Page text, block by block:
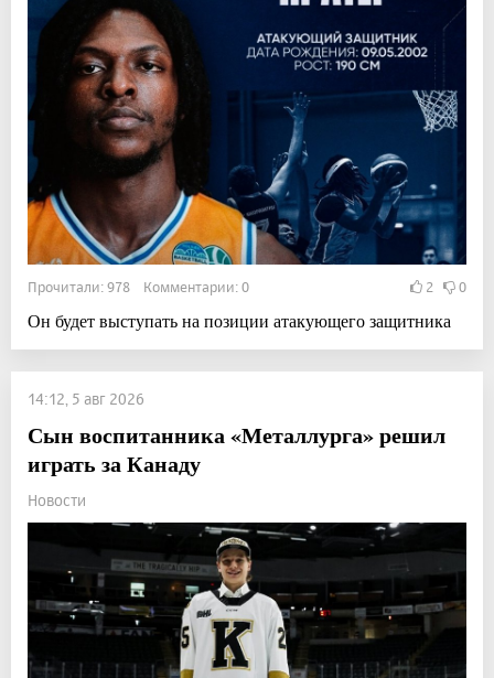
Прочитали: 978 Комментарии: 0 2 0
Он будет выступать на позиции атакующего защитника
14:12, 5 авг 2026
Сын воспитанника «Металлурга» решил
играть за Канаду
Новости